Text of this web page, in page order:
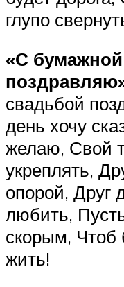
глупо
«С
свадьбой
день хочу
желаю, Свой
укреплять,
опорой, Друг
любить,
скорым, Чтоб
жить!